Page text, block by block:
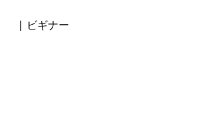
| ビギナー